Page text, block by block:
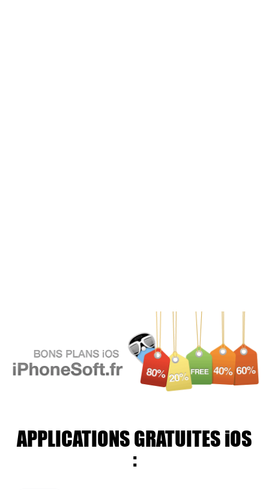
APPLICATIONS GRATUITES iOS
: